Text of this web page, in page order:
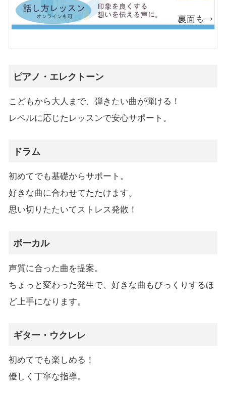
ピアノ・エレクトーン
こどもから大人まで、弾きたい曲が弾ける！
レベルに応じたレッスンで安心サポート。
ドラム
初めてでも基礎からサポート。
好きな曲に合わせてたたけます。
思い切りたたいてストレス発散！
ボーカル
声質に合った曲を提案。
ちょっと変わった発生で、好きな曲もびっくりするほ
ど上手になります。
ギター・ウクレレ
初めてでも楽しめる！
優しく丁寧な指導。